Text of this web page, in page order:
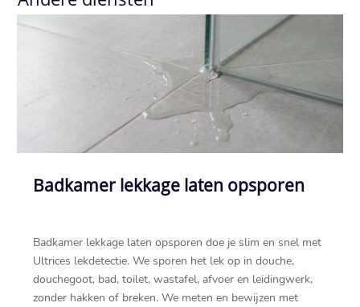
Badkamer lekkage laten opsporen
Badkamer lekkage laten opsporen doe je slim en snel met
Ultrices lekdetectie.​ We sporen het lek op in douche,
douchegoot, bad, toilet, wastafel, afvoer en leidingwerk,
zonder hakken of breken.​ We meten en bewijzen met